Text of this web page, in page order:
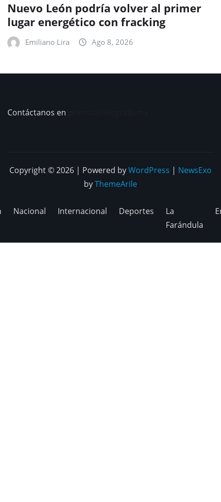
Nuevo León podría volver al primer
lugar energético con fracking
Emiliano Lira Ago 8, 2026
Contáctanos en
Copyright © 2026 | Powered byWordPress | NewsExo
byThemeArile
Nacional Internacional Deportes
La
Farándula